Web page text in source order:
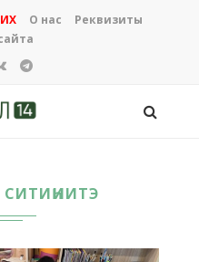
О нас
Реквизиты